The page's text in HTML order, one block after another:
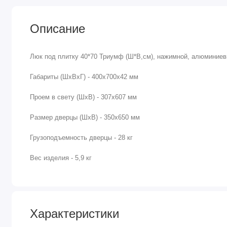
Описание
Люк под плитку 40*70 Триумф (Ш*В,см), нажимной,
Габариты (ШхВхГ) - 400х700х42 мм
Проем в свету (ШхВ) - 307х607 мм
Размер дверцы (ШхВ) - 350х650 мм
Грузоподъемность дверцы - 28 кг
Вес изделия - 5,9 кг
Характеристики